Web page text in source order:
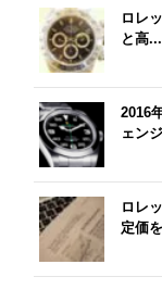
ロレ
と高...
2016
ェン
ロレ
定価